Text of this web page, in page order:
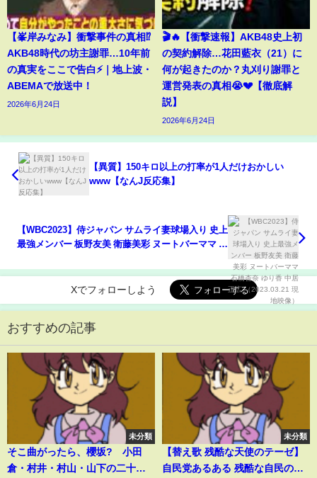
【峯岸みなみ】衝撃事件の真相⁉️
AKB48時代の坊主謝罪…10年前
の真実をここで告白⚡️｜地上波・
ABEMAで放送中！
2026年6月24日
🎬🔥【衝撃速報】AKB48史上初
の契約解除…花田藍衣（21）に
何が起きたのか？丸刈り謝罪と
運営発表の真相😭💔【徹底解
説】
2026年6月24日
【異質】150キロ以上の打率が1人だけおかしい
www【なんJ反応集】
【WBC2023】侍ジャパン サムライ妻球場入り 史上
最強メンバー 板野友美 衛藤美彩 ヌートバーママ 石
Xでフォローしよう
おすすめの記事
未分類
そこ曲がったら、櫻坂? 小田
倉・村井・村山・山下の二十歳
未分類
【替え歌 残酷な天使のテーゼ】
自民党あるある 残酷な自民のセ